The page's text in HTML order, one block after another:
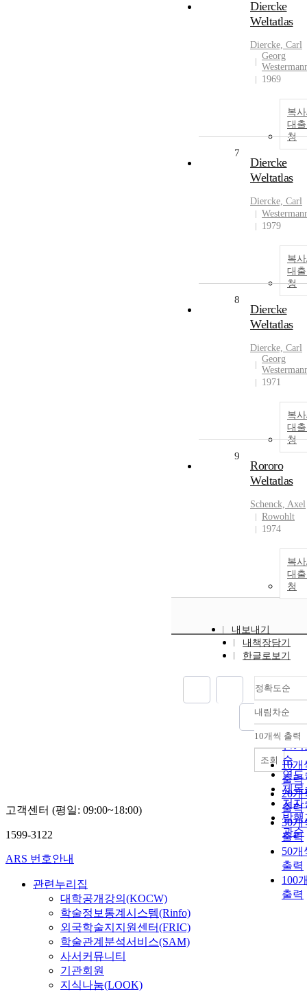
Diercke
Weltatlas
Diercke, Carl
Georg
1969
복
대
청
7
Diercke
Weltatlas
Diercke, Carl
1979
복
대
청
8
Diercke
Weltatlas
Diercke, Carl
Georg
1971
복
대
청
9
Rororo
Weltatlas
Schenck, Axel
Rowohlt
1974
복
대
청
내보내기
내책장담기
한글로보기
정확도순
정확
순
인기
순
연도
제목
저자
발행
관순
내림차순
내
10개씩 출력
10개
출력
20개
출력
30개
출력
50개
출력
100
출력
조회
고객센터 (평일: 09:00~18:00)
1599-3122
ARS 번호안내
관련누리집
대학공개강의(KOCW)
학술정보통계시스템(Rinfo)
외국학술지지원센터(FRIC)
학술관계분석서비스(SAM)
사서커뮤니티
기관회원
지식나눔(LOOK)